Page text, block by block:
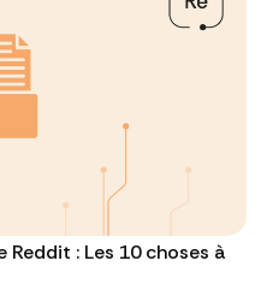
: Les 10 choses à